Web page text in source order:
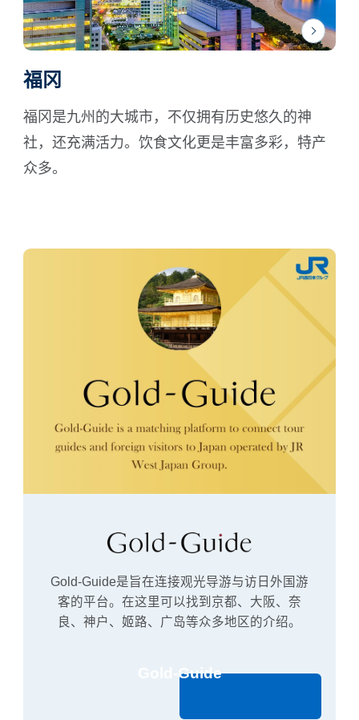
福冈
福冈是九州的大城市，不仅拥有历史悠久的神
社，还充满活力。饮食文化更是丰富多彩，特产
众多。
Gold-Guide是旨在连接观光导游与访日外国游
客的平台。在这里可以找到京都、大阪、奈
良、神户、姬路、广岛等众多地区的介绍。
Gold-Guide